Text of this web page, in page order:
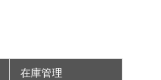
在庫管理